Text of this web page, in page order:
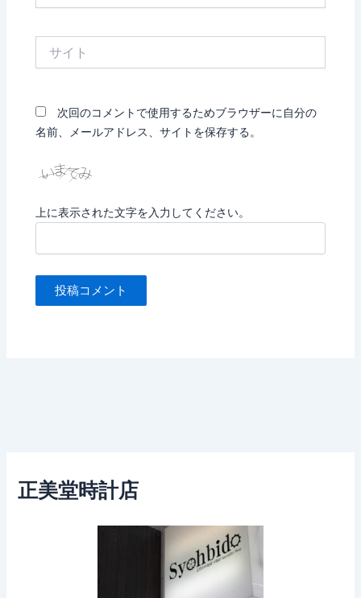
次回のコメントで使用するためブラウザーに自分の
名前、メールアドレス、サイトを保存する。
上に表示された文字を入力してください。
正美堂時計店